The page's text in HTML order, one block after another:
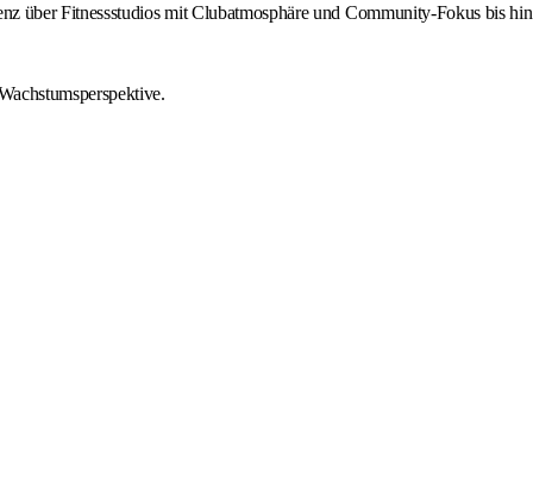
über Fitnessstudios mit Clubatmosphäre und Community-Fokus bis hin